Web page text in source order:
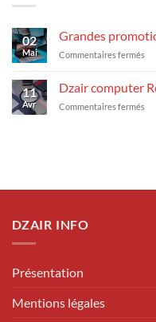
02
Mai
Grandes
Commentaires fermés
sur
les
11
Avr
Dzair computer
Commentaires fermés
DZAIR INFO
Présentation
Mentions légales